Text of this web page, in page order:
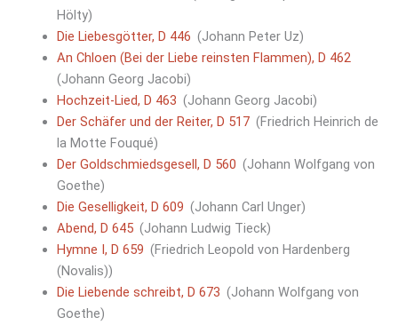
Hölty)
Die Liebesgötter, D 446 (Johann Peter Uz)
An Chloen (Bei der Liebe reinsten Flammen), D 462
(Johann Georg Jacobi)
Hochzeit-Lied, D 463 (Johann Georg Jacobi)
Der Schäfer und der Reiter, D 517(Friedrich Heinrich de
la Motte Fouqué)
Der Goldschmiedsgesell, D 560 (Johann Wolfgang von
Goethe)
Die Geselligkeit, D 609 (Johann Carl Unger)
Abend, D 645(Johann Ludwig Tieck)
Hymne I, D 659 (Friedrich Leopold von Hardenberg
(Novalis))
Die Liebende schreibt, D 673 (Johann Wolfgang von
Goethe)